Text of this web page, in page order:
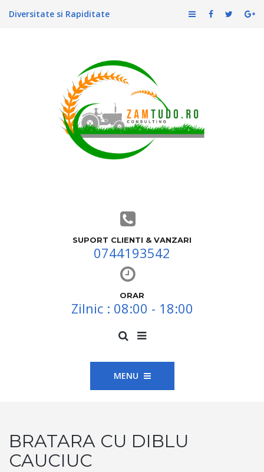
Diversitate si Rapiditate
SUPORT CLIENTI & VANZARI
0744193542
ORAR
Zilnic : 08:00 - 18:00
MENU
BRATARA CU DIBLU
CAUCIUC